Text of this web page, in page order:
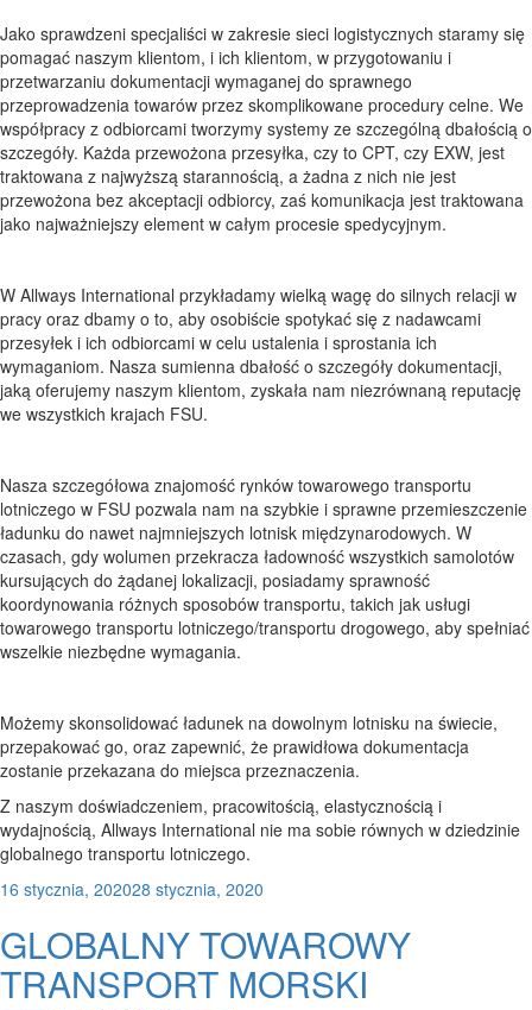
Jako sprawdzeni specjaliści w zakresie sieci logistycznych staramy się
pomagać naszym klientom, i ich klientom, w przygotowaniu i
przetwarzaniu dokumentacji wymaganej do sprawnego
przeprowadzenia towarów przez skomplikowane procedury celne. We
współpracy z odbiorcami tworzymy systemy ze szczególną dbałością o
szczegóły. Każda przewożona przesyłka, czy to CPT, czy EXW, jest
traktowana z najwyższą starannością, a żadna z nich nie jest
przewożona bez akceptacji odbiorcy, zaś komunikacja jest traktowana
jako najważniejszy element w całym procesie spedycyjnym.
W Allways International przykładamy wielką wagę do silnych relacji w
pracy oraz dbamy o to, aby osobiście spotykać się z nadawcami
przesyłek i ich odbiorcami w celu ustalenia i sprostania ich
wymaganiom. Nasza sumienna dbałość o szczegóły dokumentacji,
jaką oferujemy naszym klientom, zyskała nam niezrównaną reputację
we wszystkich krajach FSU.
Nasza szczegółowa znajomość rynków towarowego transportu
lotniczego w FSU pozwala nam na szybkie i sprawne przemieszczenie
ładunku do nawet najmniejszych lotnisk międzynarodowych. W
czasach, gdy wolumen przekracza ładowność wszystkich samolotów
kursujących do żądanej lokalizacji, posiadamy sprawność
koordynowania różnych sposobów transportu, takich jak usługi
towarowego transportu lotniczego/transportu drogowego, aby spełniać
wszelkie niezbędne wymagania.
Możemy skonsolidować ładunek na dowolnym lotnisku na świecie,
przepakować go, oraz zapewnić, że prawidłowa dokumentacja
zostanie przekazana do miejsca przeznaczenia.
Z naszym doświadczeniem, pracowitością, elastycznością i
wydajnością, Allways International nie ma sobie równych w dziedzinie
globalnego transportu lotniczego.
Posted
16 stycznia, 202028 stycznia, 2020
GLOBALNY TOWAROWY
TRANSPORT MORSKI